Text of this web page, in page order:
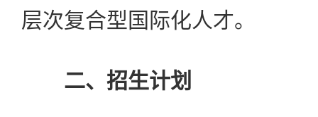
层次复合型国际化人才。
二、招生计划